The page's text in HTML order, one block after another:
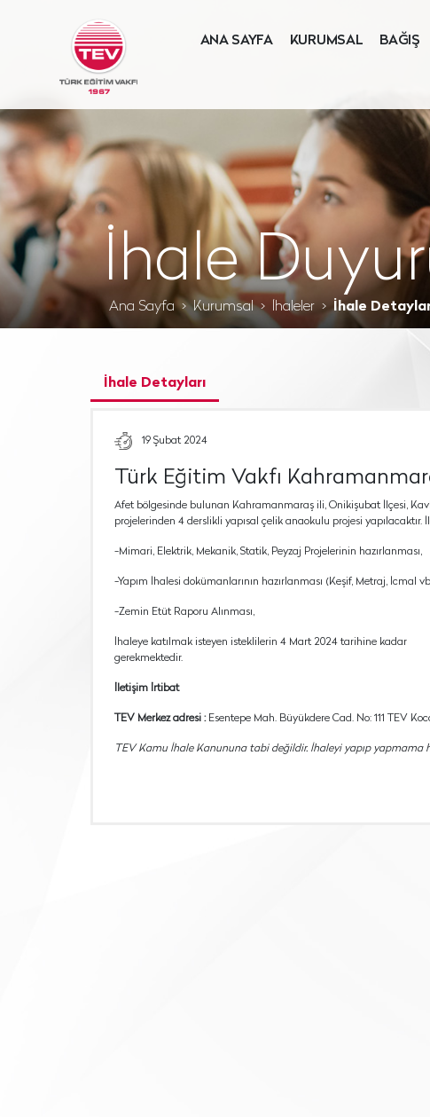
ANA SAYFA KURUMSAL BAĞIŞ
İhale
Ana Sayfa Kurumsal İhaleler İhale
İhale Detayları
19 Şubat 2024
Türk Eğitim Vakfı
Afet bölgesinde bulunan Kahramanmaraş ili, Onikişubat İlçesi,
projelerinden 4 derslikli yapısal çelik anaokulu projesi yapılacaktır.
-Mimari, Elektrik, Mekanik, Statik, Peyzaj Projelerinin hazırlanması,
-Yapım İhalesi dokümanlarının hazırlanması (Keşif, Metraj, İcmal
-Zemin Etüt Raporu Alınması,
İhaleye katılmak isteyen isteklilerin 4 Mart 2024 tarihine kadar
gerekmektedir.
İletişim İrtibat
TEV Merkez adresi :Esentepe Mah. Büyükdere Cad. No: 111 TEV
TEV Kamu İhale Kanununa tabi değildir. İhaleyi yapıp yapmama